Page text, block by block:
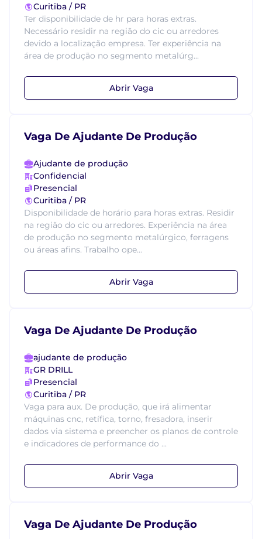
Curitiba / PR
Ter disponibilidade de hr para horas extras.
Necessário residir na região do cic ou arredores
devido a localização empresa. Ter experiência na
área de produção no segmento metalúrg...
Abrir Vaga
Vaga De Ajudante De Produção
Ajudante de produção
Confidencial
Presencial
Curitiba / PR
Disponibilidade de horário para horas extras. Residir
na região do cic ou arredores. Experiência na área
de produção no segmento metalúrgico, ferragens
ou áreas afins. Trabalho ope...
Abrir Vaga
Vaga De Ajudante De Produção
ajudante de produção
GR DRILL
Presencial
Curitiba / PR
Vaga para aux. De produção, que irá alimentar
máquinas cnc, retífica, torno, fresadora, inserir
dados via sistema e preencher os planos de controle
e indicadores de performance do ...
Abrir Vaga
Vaga De Ajudante De Produção